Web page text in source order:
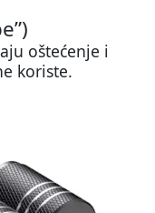
oštećenje i
koriste.